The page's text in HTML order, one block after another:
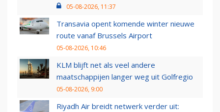
05-08-2026, 11:37
Transavia opent komende winter nieuwe
route vanaf Brussels Airport
05-08-2026, 10:46
KLM blijft net als veel andere
maatschappijen langer weg uit Golfregio
05-08-2026, 9:00
Riyadh Air breidt netwerk verder uit: